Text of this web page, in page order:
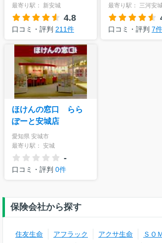
最寄り駅： 新安城
4.8
口コミ・評判 211件
最寄り駅： 三河安
口コミ・評判 7件
ほけんの窓口 らら
ぽーと安城店
愛知県 安城市
最寄り駅： 安城
-
口コミ・評判 0件
保険会社から探す
住友生命 アフラック アクサ生命 ＳＯ